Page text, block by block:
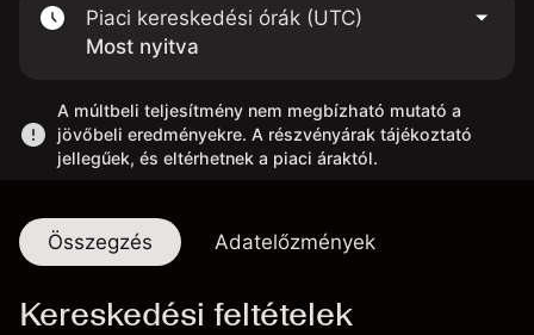
Piaci kereskedési órák (UTC)
Most nyitva
A múltbeli teljesítmény nem megbízható mutató a
jövőbeli eredményekre. A részvényárak tájékoztató
jellegűek, és eltérhetnek a piaci áraktól.
Összegzés Adatelőzmények
Kereskedési feltételek